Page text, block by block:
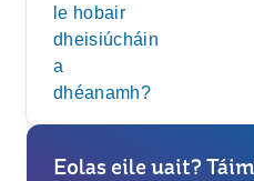
le hobair
dheisiúcháin
a
dhéanamh?
Eolas eile uait?